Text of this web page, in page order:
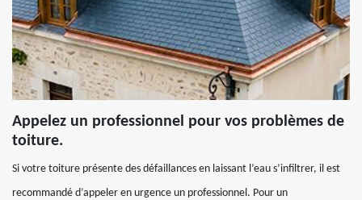
Appelez un professionnel pour vos problèmes de
toiture.
Si votre toiture présente des défaillances en laissant l’eau s’infiltrer, il est
recommandé d’appeler en urgence un professionnel. Pour un